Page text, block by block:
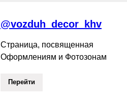
@vozduh_decor_khv
Страница, посвященная
Оформлениям и Фотозонам
Перейти